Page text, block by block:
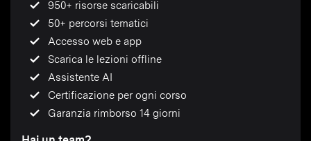
950+ risorse scaricabili
50+ percorsi tematici
Accesso web e app
Scarica le lezioni offline
Assistente AI
Certificazione per ogni corso
Garanzia rimborso 14 giorni